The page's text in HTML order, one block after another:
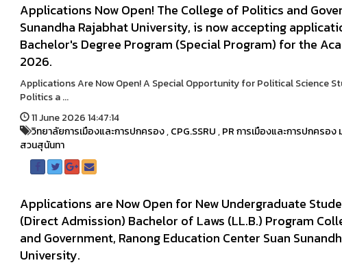
Applications Now Open! The College of Politics and
Sunandha Rajabhat University, is now accepting
Bachelor's Degree Program (Special Program) for the
2026.
Applications Are Now Open! A Special Opportunity for Political Science
Politics a ...
11 June 2026 14:47:14
วิทยาลัยการเมืองและการปกครอง,CPG.SSRU,PR การเมืองและการปกครอ
สวนสุนันทา
Applications are Now Open for New Undergraduate
(Direct Admission) Bachelor of Laws (LL.B.) Program
and Government, Ranong Education Center Suan
University.